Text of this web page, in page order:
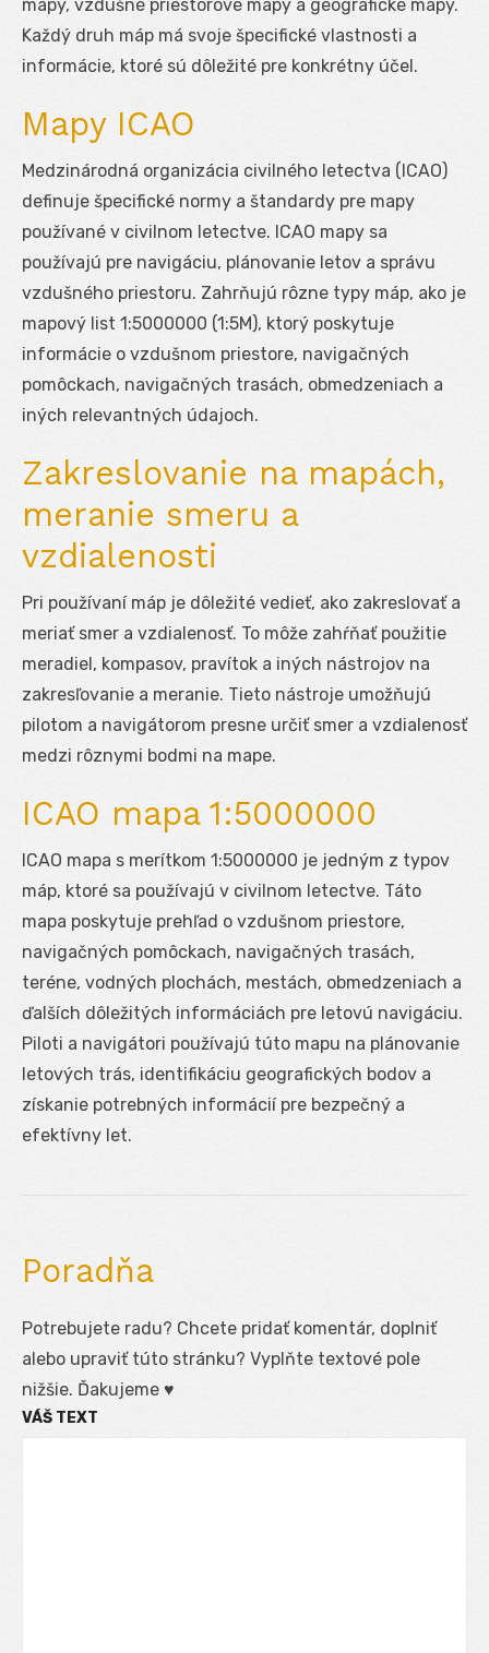
mapy, vzdušné priestorové mapy a geografické mapy.
Každý druh máp má svoje špecifické vlastnosti a
informácie, ktoré sú dôležité pre konkrétny účel.
Mapy ICAO
Medzinárodná organizácia civilného letectva (ICAO)
definuje špecifické normy a štandardy pre mapy
používané v civilnom letectve. ICAO mapy sa
používajú pre navigáciu, plánovanie letov a správu
vzdušného priestoru. Zahrňujú rôzne typy máp, ako je
mapový list 1:5000000 (1:5M), ktorý poskytuje
informácie o vzdušnom priestore, navigačných
pomôckach, navigačných trasách, obmedzeniach a
iných relevantných údajoch.
Zakreslovanie na mapách,
meranie smeru a
vzdialenosti
Pri používaní máp je dôležité vedieť, ako zakreslovať a
meriať smer a vzdialenosť. To môže zahŕňať použitie
meradiel, kompasov, pravítok a iných nástrojov na
zakresľovanie a meranie. Tieto nástroje umožňujú
pilotom a navigátorom presne určiť smer a vzdialenosť
medzi rôznymi bodmi na mape.
ICAO mapa 1:5000000
ICAO mapa s merítkom 1:5000000 je jedným z typov
máp, ktoré sa používajú v civilnom letectve. Táto
mapa poskytuje prehľad o vzdušnom priestore,
navigačných pomôckach, navigačných trasách,
teréne, vodných plochách, mestách, obmedzeniach a
ďalších dôležitých informáciách pre letovú navigáciu.
Piloti a navigátori používajú túto mapu na plánovanie
letových trás, identifikáciu geografických bodov a
získanie potrebných informácií pre bezpečný a
efektívny let.
Poradňa
Potrebujete radu? Chcete pridať komentár, doplniť
alebo upraviť túto stránku? Vyplňte textové pole
nižšie. Ďakujeme ♥
VÁŠ TEXT